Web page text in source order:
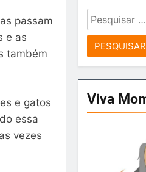
passam
e as
também
e gatos
essa
vezes
Pesquisar
por:
Viva